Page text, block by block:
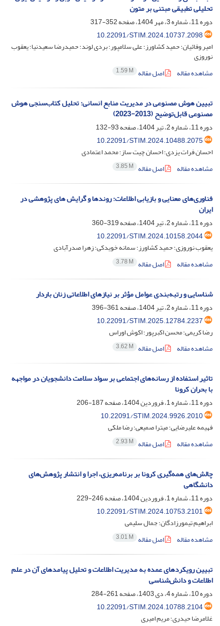
تحلیلی تطبیقی مبتنی بر متون
دوره 11، شماره 3، مهر 1404، صفحه
352-317
10.22091/STIM.2024.10737.2098
امیر وفائیان؛ حمید کشاورز؛ علی سلامپور؛ بردی لوند؛ حمیدرضا سعیدنیا؛ یعقوب
نوروزی
مشاهده مقاله
اصل مقاله 1.59 M
تبیین هوش مصنوعی در مدیریت منابع انسانی: تحلیل کتاب‌سنجی هوش
مصنوعی قابل‌توضیح (2013-2023)
دوره 11، شماره 2، تیر 1404، صفحه
93-132
10.22091/STIM.2024.10488.2075
احسان فرات یزدی؛ احسان چیت ساز؛ محمد اعتمادی
مشاهده مقاله
اصل مقاله 3.85 M
فناوری‌های معنایی و بازیابی اطلاعات: روندها و گرایش های پژوهشی در
ایران
دوره 11، شماره 2، تیر 1404، صفحه
319-360
10.22091/STIM.2024.10158.2044
یعقوب نوروزی؛ حمید کشاورز؛ سمانه خویدکی؛ زهرا صدرآبادی
مشاهده مقاله
اصل مقاله 3.78 M
شناسایی و رتبه‌بندی عوامل مؤثر بر نیازهای اطلاعاتی زنان باردار
دوره 11، شماره 2، تیر 1404، صفحه
361-396
10.22091/STIM.2025.12784.2237
رضا کریمی؛ محسن اکبرپور؛ اکوش اوراس
مشاهده مقاله
اصل مقاله 3.62 M
تاثیر استفاده از رسانه‌های اجتماعی بر سواد سلامت دانشجویان در مواجهه
با بحران کرونا
دوره 11، شماره 1، فروردین 1404، صفحه
187-206
10.22091/STIM.2024.9926.2010
فهیمه علیرضایی؛ میترا صمیعی؛ رضا ملکی
مشاهده مقاله
اصل مقاله 2.93 M
چالش‌های همه‌گیری کرونا بر برنامه‌ریزی، اجرا و انتشار پژوهش‌های
دانشگاهی
دوره 11، شماره 1، فروردین 1404، صفحه
246-229
10.22091/STIM.2024.10753.2101
ابراهیم تیمورزادگان؛ جمال سلیمی
مشاهده مقاله
اصل مقاله 3.01 M
تبیین رویکردهای عمده به مدیریت اطلاعات و تحلیل پیامدهای آن در علم
اطلاعات و دانش‌شناسی
دوره 10، شماره 4، دی 1403، صفحه
261-284
10.22091/STIM.2024.10788.2104
غلامرضا حیدری؛ مریم امیری